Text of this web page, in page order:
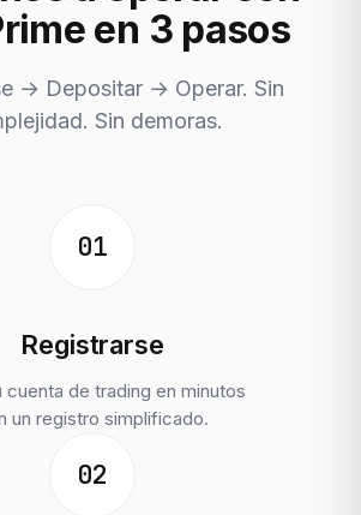
en 3 pasos
→ Depositar → Operar. Sin
Sin demoras.
01
Registrarse
cuenta de trading en minutos
un registro simplificado.
02